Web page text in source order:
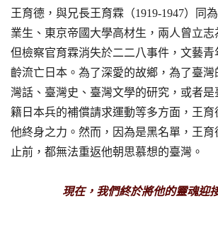
王育德，與兄長王育霖（1919-1947）同
業生、東京帝國大學高材生，兩人曾立志
但檢察官育霖消失於二二八事件，文藝青
齡流亡日本。為了深愛的故鄉，為了臺灣
灣話、臺灣史、臺灣文學的研究，或者
籍日本兵的補償請求運動等多方面，王
他終身之力。然而，因為是黑名單，王
止前，都無法重返他朝思慕想的臺灣。
現在，我們終於將他的靈魂迎